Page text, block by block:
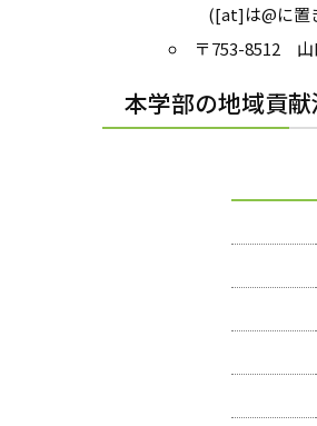
([at]は@に置
〒753-8512 山
本学部の地域貢